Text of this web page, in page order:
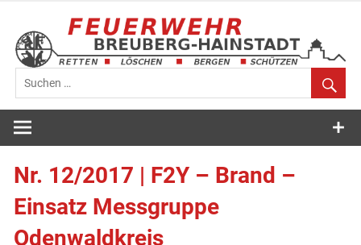
springen
Feuerwehr
Breuberg-
Hainstadt
Nr. 12/2017 | F2Y – Brand –
Einsatz Messgruppe
Odenwaldkreis